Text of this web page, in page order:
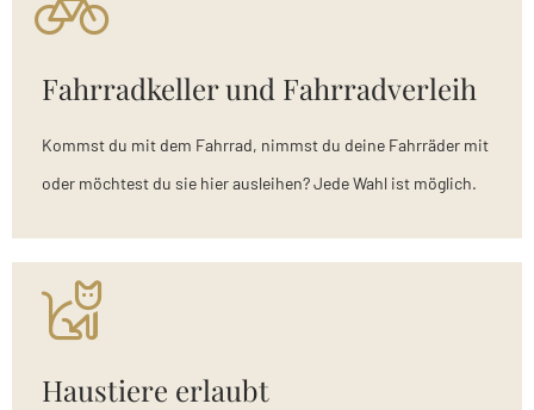
Fahrradkeller und Fahrradverleih
Kommst du mit dem Fahrrad, nimmst du deine Fahrräder mit
oder möchtest du sie hier ausleihen? Jede Wahl ist möglich.
Haustiere erlaubt